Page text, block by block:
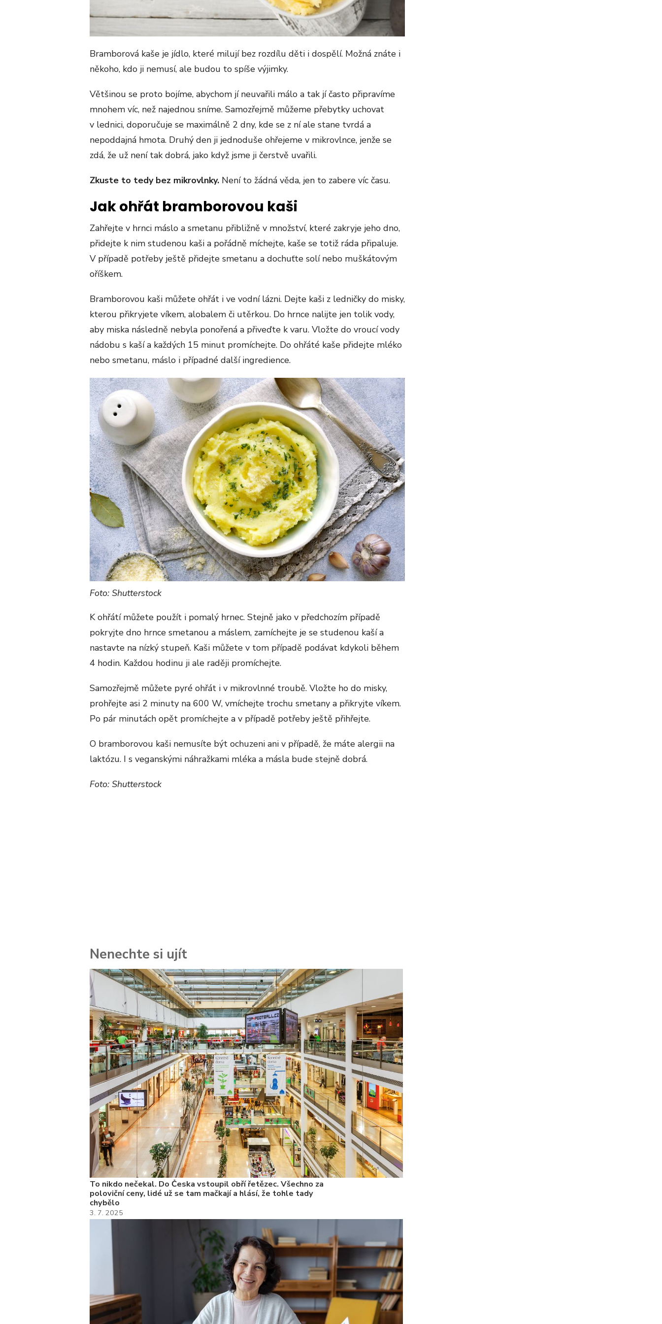
Bramborová kaše je jídlo, které milují bez rozdílu děti i dospělí. Možná znáte i
někoho, kdo ji nemusí, ale budou to spíše výjimky.
Většinou se proto bojíme, abychom jí neuvařili málo a tak jí často připravíme
mnohem víc, než najednou sníme. Samozřejmě můžeme přebytky uchovat
v lednici, doporučuje se maximálně 2 dny, kde se z ní ale stane tvrdá a
nepoddajná hmota. Druhý den ji jednoduše ohřejeme v mikrovlnce, jenže se
zdá, že už není tak dobrá, jako když jsme ji čerstvě uvařili.
Zkuste to tedy bez mikrovlnky. Není to žádná věda, jen to zabere víc času.
Jak ohřát bramborovou kaši
Zahřejte v hrnci máslo a smetanu přibližně v množství, které zakryje jeho dno,
přidejte k nim studenou kaši a pořádně míchejte, kaše se totiž ráda připaluje.
V případě potřeby ještě přidejte smetanu a dochuťte solí nebo muškátovým
oříškem.
Bramborovou kaši můžete ohřát i ve vodní lázni. Dejte kaši z ledničky do misky,
kterou přikryjete víkem, alobalem či utěrkou. Do hrnce nalijte jen tolik vody,
aby miska následně nebyla ponořená a přiveďte k varu. Vložte do vroucí vody
nádobu s kaší a každých 15 minut promíchejte. Do ohřáté kaše přidejte mléko
nebo smetanu, máslo i případné další ingredience.
Foto: Shutterstock
K ohřátí můžete použít i pomalý hrnec. Stejně jako v předchozím případě
pokryjte dno hrnce smetanou a máslem, zamíchejte je se studenou kaší a
nastavte na nízký stupeň. Kaši můžete v tom případě podávat kdykoli během
4 hodin. Každou hodinu ji ale raději promíchejte.
Samozřejmě můžete pyré ohřát i v mikrovlnné troubě. Vložte ho do misky,
prohřejte asi 2 minuty na 600 W, vmíchejte trochu smetany a přikryjte víkem.
Po pár minutách opět promíchejte a v případě potřeby ještě přihřejte.
O bramborovou kaši nemusíte být ochuzeni ani v případě, že máte alergii na
laktózu. I s veganskými náhražkami mléka a másla bude stejně dobrá.
Foto: Shutterstock
Nenechte si ujít
To nikdo nečekal. Do Česka vstoupil obří řetězec. Všechno za
poloviční ceny, lidé už se tam mačkají a hlásí, že tohle tady
chybělo
3. 7. 2025